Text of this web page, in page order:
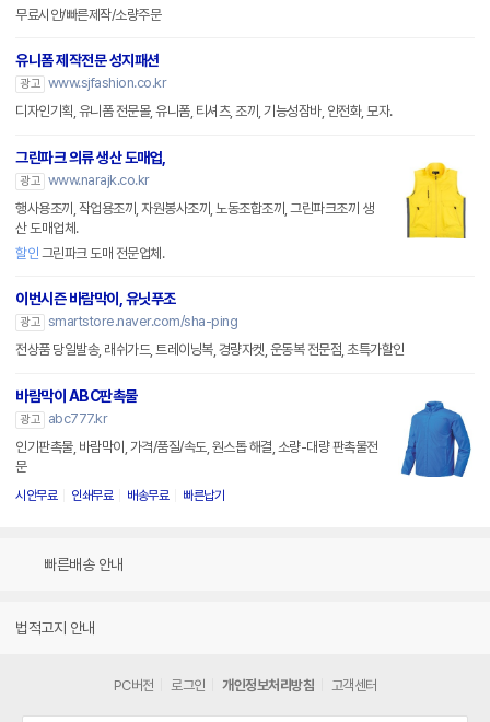
무료시안/빠른제작/소량주문
유니폼 제작전문 성지패션
광고 www.sjfashion.co.kr
디자인기획, 유니폼 전문몰, 유니폼, 티셔츠, 조끼, 기능성잠바, 안전화, 모자.
그린파크 의류 생산 도매업,
광고 www.narajk.co.kr
행사용조끼, 작업용조끼, 자원봉사조끼, 노동조합조끼, 그린파크조끼 생
산 도매업체.
할인 그린파크 도매 전문업체.
이번시즌 바람막이, 유닛푸조
광고 smartstore.naver.com/sha-ping
전상품 당일발송, 래쉬가드, 트레이닝복, 경량자켓, 운동복 전문점, 초특가할인
바람막이 ABC판촉물
광고
abc777.kr
인기판촉물, 바람막이, 가격/품질/속도, 원스톱 해결, 소량-대량 판촉물전
문
시안무료 인쇄무료 배송무료 빠른납기
빠른배송 안내
법적고지 안내
PC버전 로그인 개인정보처리방침 고객센터